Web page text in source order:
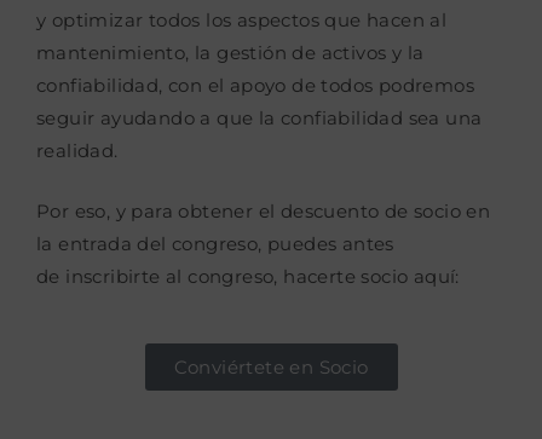
y optimizar todos los aspectos que hacen al
mantenimiento, la gestión de activos y la
confiabilidad, con el apoyo de todos podremos
seguir ayudando a que la confiabilidad sea una
realidad.
Por eso, y para obtener el descuento de socio en
la entrada del congreso, puedes antes
de inscribirte al congreso, hacerte socio aquí:
Conviértete en Socio